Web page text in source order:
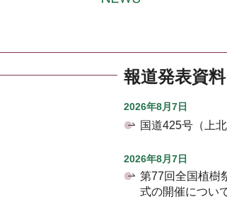
報道発表資料
2026年8月7日
国道425号（上
2026年8月7日
第77回全国植樹
式の開催につい